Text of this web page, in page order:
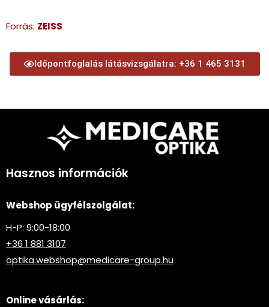
Forrás: ZEISS
Időpontfoglalás látásvizsgálatra: +36 1 465 3131
Hasznos információk
Webshop ügyfélszolgálat:
H-P: 9:00-18:00
+36 1 881 3107
optika.webshop@medicare-group.hu
Online vásárlás: